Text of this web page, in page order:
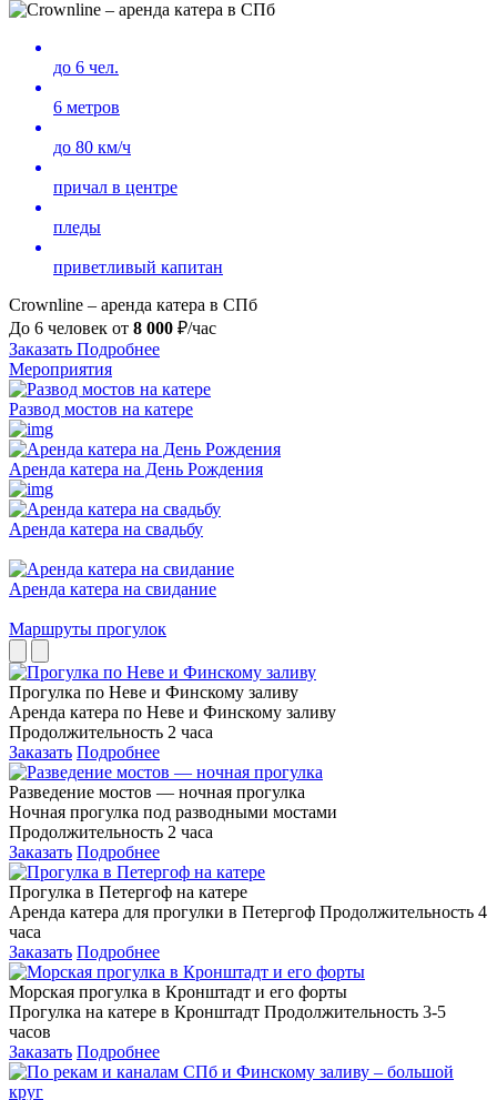
до 6 чел.
6 метров
до 80 км/ч
причал в центре
пледы
приветливый капитан
Crownline – аренда катера в СПб
До 6 человек от 8 000 ₽/час
Заказать Подробнее
Мероприятия
Развод мостов на катере
Аренда катера на День Рождения
Аренда катера на свадьбу
Аренда катера на свидание
Маршруты прогулок
Прогулка по Неве и Финскому заливу
Аренда катера по Неве и Финскому заливу
Продолжительность 2 часа
Заказать Подробнее
Разведение мостов — ночная прогулка
Ночная прогулка под разводными мостами
Продолжительность 2 часа
Заказать Подробнее
Прогулка в Петергоф на катере
Аренда катера для прогулки в Петергоф Продолжительность 4
часа
Заказать Подробнее
Морская прогулка в Кронштадт и его форты
Прогулка на катере в Кронштадт Продолжительность 3-5
часов
Заказать Подробнее